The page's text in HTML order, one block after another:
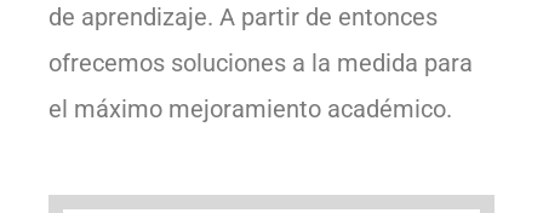
de aprendizaje. A partir de entonces
ofrecemos soluciones a la medida para
el máximo mejoramiento académico.